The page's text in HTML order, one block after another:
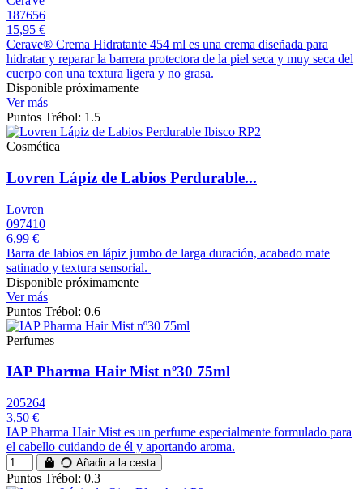
187656
15,95 €
Cerave® Crema Hidratante 454 ml es una crema diseñada para
hidratar y reparar la barrera protectora de la piel seca y muy seca del
cuerpo con una textura ligera y no grasa.
Disponible próximamente
Ver más
Puntos Trébol: 1.5
Cosmética
Lovren Lápiz de Labios Perdurable...
Lovren
097410
6,99 €
Barra de labios en lápiz jumbo de larga duración, acabado mate
satinado y textura sensorial.
Disponible próximamente
Ver más
Puntos Trébol: 0.6
Perfumes
IAP Pharma Hair Mist nº30 75ml
205264
3,50 €
IAP Pharma Hair Mist es un perfume especialmente formulado para
el cabello cuidando de él y aportando aroma.
Añadir a la cesta
Puntos Trébol: 0.3